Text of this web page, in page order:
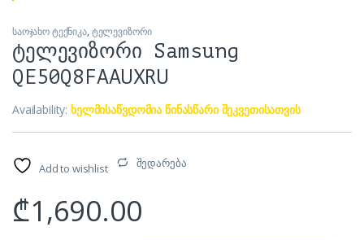
საოჯახო ტექნიკა, ტელევიზორი
ტელევიზორი Samsung
QE50Q8FAAUXRU
Availability:ხელმისაწვდომია წინასწარი შეკვეთისათვის
Add to wishlist შედარება
₾1,690.00